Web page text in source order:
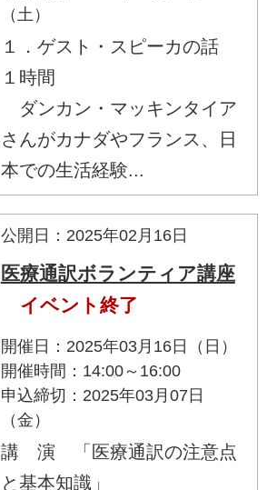
（土）
１．ゲスト・スピーカの話
１時間
ダンカン・マッキンタイア
さんがカナダやフランス、日
本での生活経験...
公開日：2025年02月16日
医療通訳ボランティア講座
イベント終了
開催日：2025年03月16日（日）
開催時間：14:00～16:00
申込締切：2025年03月07日
（金）
講 演 「医療通訳の注意点
と基本知識」